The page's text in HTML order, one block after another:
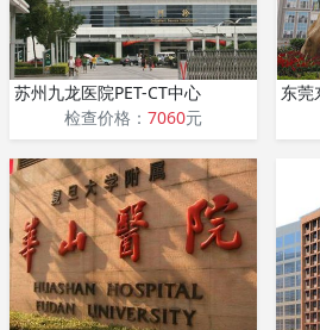
苏州九龙医院PET-CT中心
检查价格： 7060元
东莞